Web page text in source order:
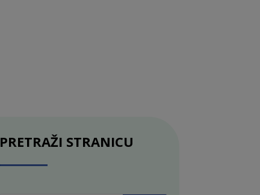
PRETRAŽI STRANICU